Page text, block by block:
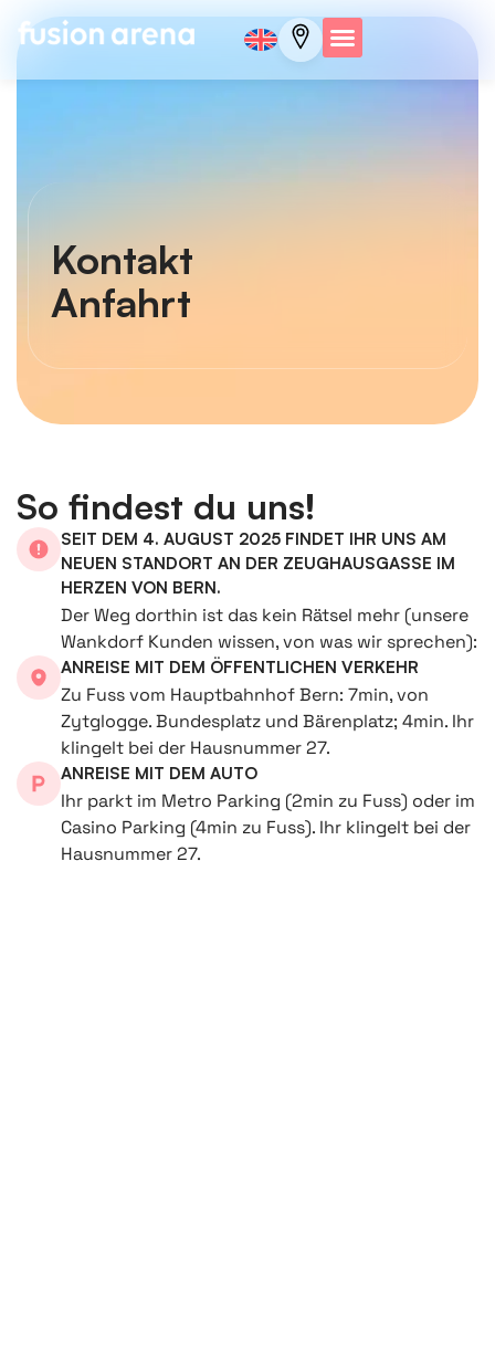
Kontakt
Anfahrt
So findest du uns!
SEIT DEM 4. AUGUST 2025 FINDET IHR UNS AM
NEUEN STANDORT AN DER ZEUGHAUSGASSE IM
HERZEN VON BERN.
Der Weg dorthin ist das kein Rätsel mehr (unsere
Wankdorf Kunden wissen, von was wir sprechen):
ANREISE MIT DEM ÖFFENTLICHEN VERKEHR
Zu Fuss vom Hauptbahnhof Bern: 7min, von
Zytglogge. Bundesplatz und Bärenplatz; 4min. Ihr
klingelt bei der Hausnummer 27.
ANREISE MIT DEM AUTO
Ihr parkt im Metro Parking (2min zu Fuss) oder im
Casino Parking (4min zu Fuss). Ihr klingelt bei der
Hausnummer 27.